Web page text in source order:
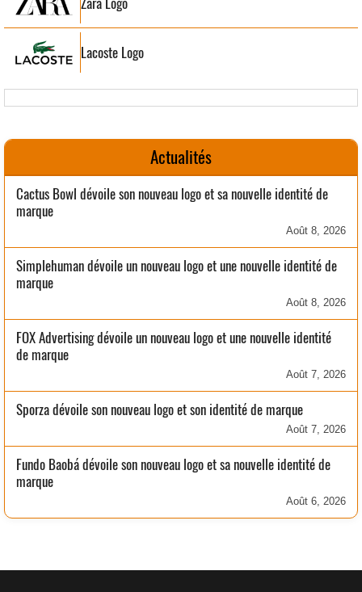
Lacoste Logo
Actualités
Cactus Bowl dévoile son nouveau logo et sa nouvelle identité de
marque
Août 8, 2026
Simplehuman dévoile un nouveau logo et une nouvelle identité de
marque
Août 8, 2026
FOX Advertising dévoile un nouveau logo et une nouvelle identité
de marque
Août 7, 2026
Sporza dévoile son nouveau logo et son identité de marque
Août 7, 2026
Fundo Baobá dévoile son nouveau logo et sa nouvelle identité de
marque
Août 6, 2026